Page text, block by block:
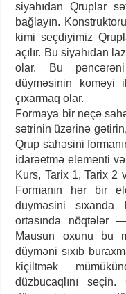
siyahıdan Qruplar
bağlayın.
kimi seçdiyimiz
açılır. Bu siyahıdan
olar. Bu
düyməsinin koməyi
çıxarmaq olar.
Formaya bir neçə
sətrinin üzərinə
Qrup sahəsini
idarəetmə elementi
Kurs, Tarix 1, Tarix 2
Formanın hər bir
duyməsini
ortasında nöqtələr
Mausun oxunu bu
düyməni sıxıb
kiçiltmək
düzbucaqlını